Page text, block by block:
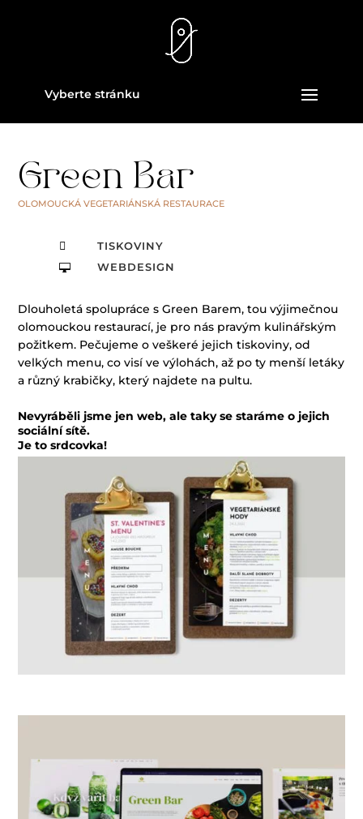
Vyberte stránku
Green Bar
OLOMOUCKÁ VEGETARIÁNSKÁ RESTAURACE
 TISKOVINY
 WEBDESIGN
Dlouholetá spolupráce s Green Barem, tou výjimečnou
olomouckou restaurací, je pro nás pravým kulinářským
požitkem. Pečujeme o veškeré jejich tiskoviny, od
velkých menu, co visí ve výlohách, až po ty menší letáky
a různý krabičky, který najdete na pultu.
Nevyráběli jsme jen web, ale taky se staráme o jejich
sociální sítě.
Je to srdcovka!